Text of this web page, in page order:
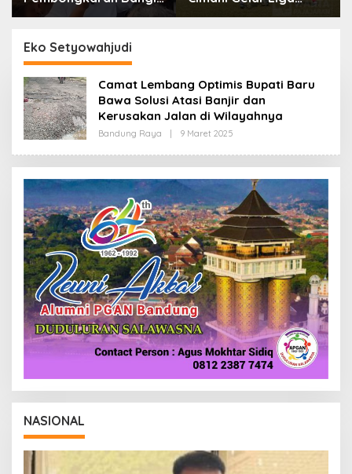
dan Penertiban PKL
Internasional 2026,
Eko Setyowahjudi
Camat Lembang Optimis Bupati Baru
Bawa Solusi Atasi Banjir dan
Kerusakan Jalan di Wilayahnya
Bandung Raya 9 Maret 2025
E
H
R
D
A
I
NASIONAL